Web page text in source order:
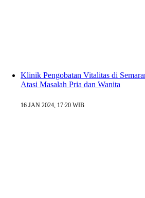
Klinik Pengobatan Vitalitas di
Atasi Masalah Pria dan Wanita
16 JAN 2024, 17:20 WIB